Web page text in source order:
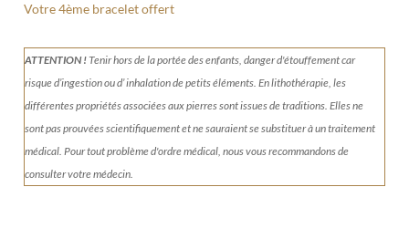
Votre 4ème bracelet offert
ATTENTION !Tenirhors de la portée des enfants, danger d'étouffement car
risque d’ingestion ou d’ inhalation de petits éléments.En lithothérapie, les
différentes propriétés associées aux pierres sont issues de traditions. Elles ne
sont pas prouvées scientifiquement et ne sauraient se substituer à un traitement
médical. Pour tout problème d'ordre médical, nous vous recommandons de
consulter votre médecin.